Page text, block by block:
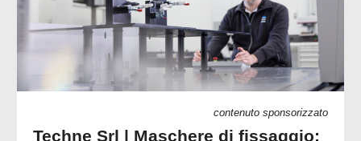
contenuto sponsorizzato
Techne Srl | Maschere di fissaggio: